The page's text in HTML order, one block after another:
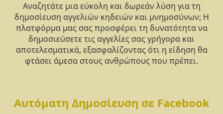
Αναζητάτε μια εύκολη και δωρεάν λύση για τη
δημοσίευση αγγελιών κηδειών και μνημοσύνων; Η
πλατφόρμα μας σας προσφέρει τη δυνατότητα να
δημοσιεύσετε τις αγγελίες σας γρήγορα και
αποτελεσματικά, εξασφαλίζοντας ότι η είδηση θα
φτάσει άμεσα στους ανθρώπους που πρέπει.
Αυτόματη Δημοσίευση σε Facebook